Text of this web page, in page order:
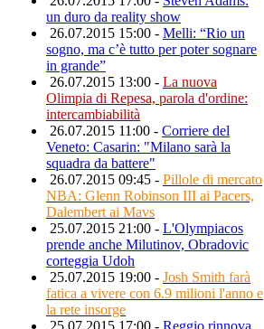
un duro da reality show
26.07.2015 15:00 - Melli: “Rio un
sogno, ma c’è tutto per poter sognare
in grande”
26.07.2015 13:00 - La nuova
Olimpia di Repesa, parola d'ordine:
intercambiabilità
26.07.2015 11:00 - Corriere del
Veneto: Casarin: "Milano sarà la
squadra da battere"
26.07.2015 09:45 - Pillole di mercato
NBA: Glenn Robinson III ai Pacers,
Dalembert ai Mavs
25.07.2015 21:00 - L'Olympiacos
prende anche Milutinov, Obradovic
corteggia Udoh
25.07.2015 19:00 - Josh Smith farà
fatica a vivere con 6.9 milioni l'anno e
la rete insorge
25.07.2015 17:00 - Reggio rinnova